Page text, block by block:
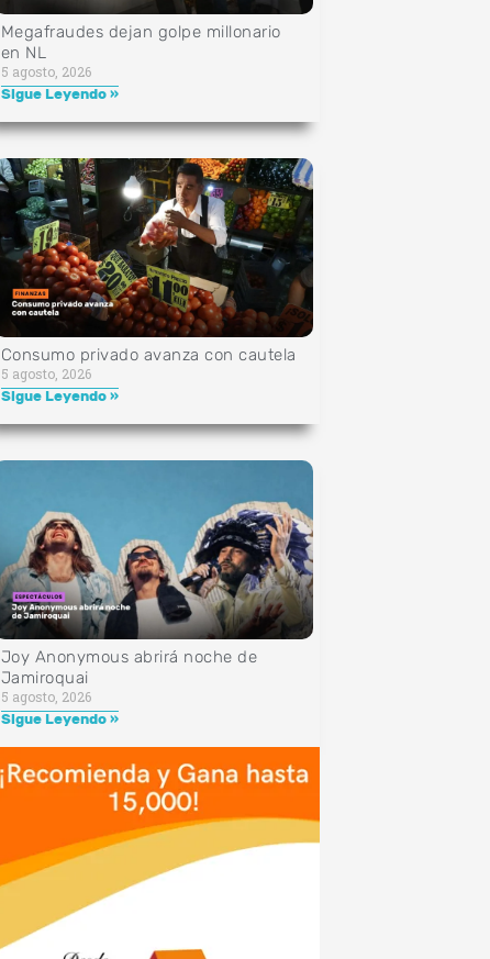
Megafraudes dejan golpe millonario
en NL
5 agosto, 2026
Sigue Leyendo »
Consumo privado avanza con cautela
5 agosto, 2026
Sigue Leyendo »
Joy Anonymous abrirá noche de
Jamiroquai
5 agosto, 2026
Sigue Leyendo »